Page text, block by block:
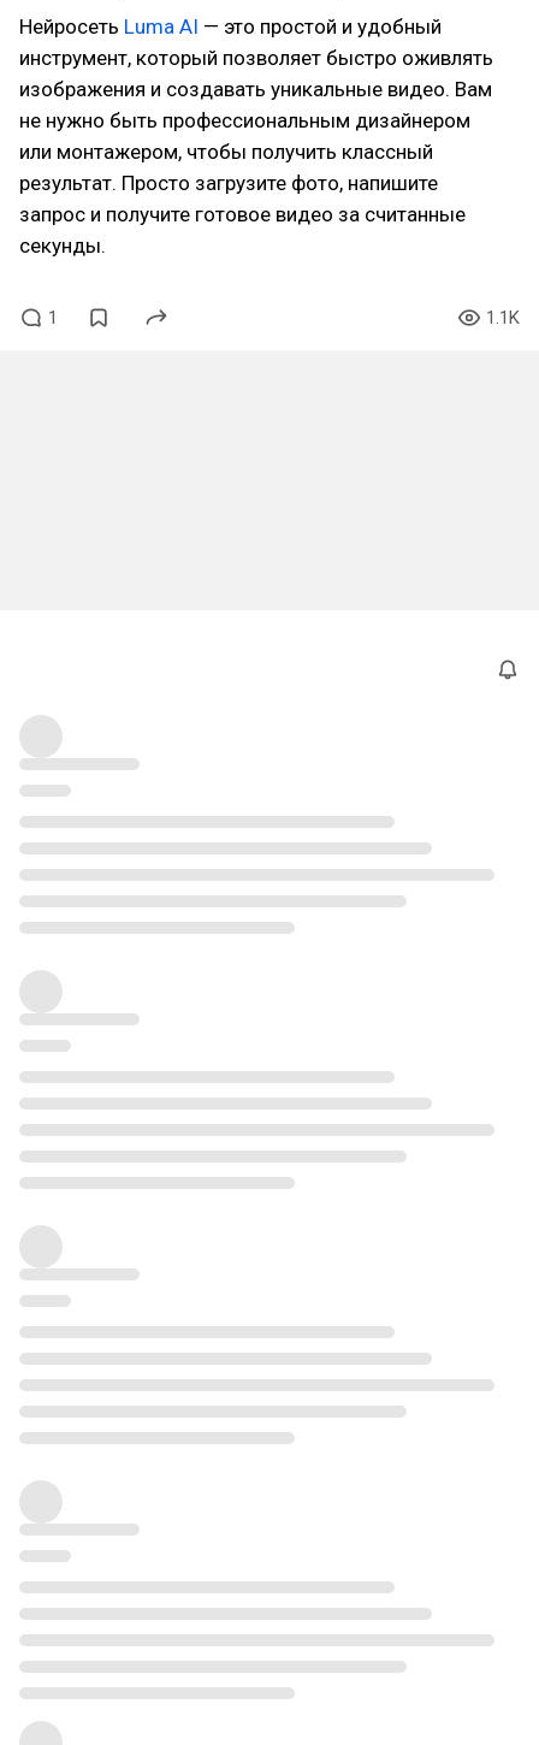
Нейросеть Luma AI — это простой и удобный
инструмент, который позволяет быстро оживлять
изображения и создавать уникальные видео. Вам
не нужно быть профессиональным дизайнером
или монтажером, чтобы получить классный
результат. Просто загрузите фото, напишите
запрос и получите готовое видео за считанные
секунды.
1 1.1K